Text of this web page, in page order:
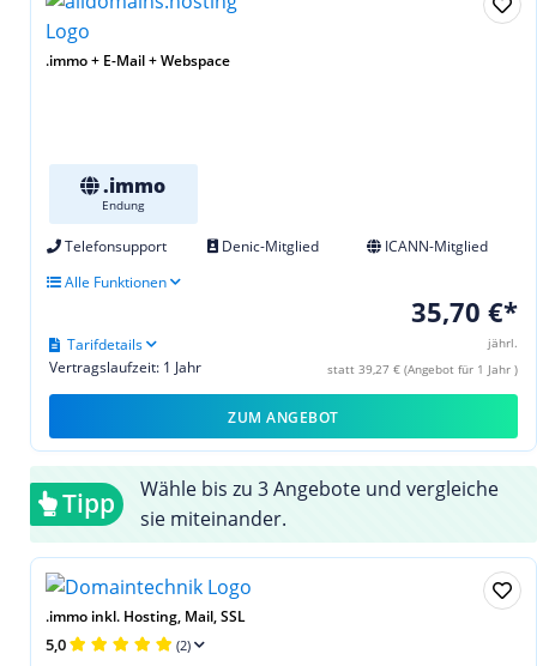
.immo + E-Mail + Webspace
.immo
Endung
Telefonsupport Denic-Mitglied
ICANN-Mitglied
Alle Funktionen
35,70 €*
jährl.
statt 39,27 € (Angebot für 1 Jahr )
Vertragslaufzeit: 1 Jahr
Tarifdetails
ZUM ANGEBOT
Tipp
Wähle bis zu 3 Angebote und vergleiche
sie miteinander.
.immo inkl. Hosting, Mail, SSL
5,0 (2)